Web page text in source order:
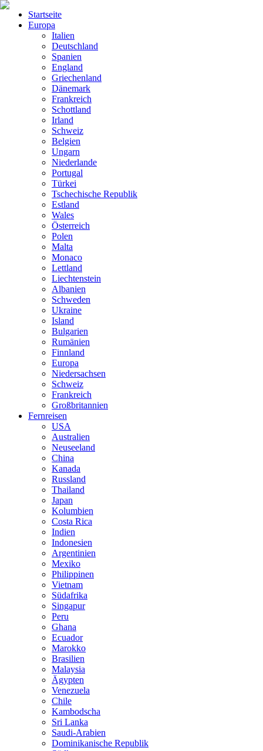
Startseite
Europa
Italien
Deutschland
Spanien
England
Griechenland
Dänemark
Frankreich
Schottland
Irland
Schweiz
Belgien
Ungarn
Niederlande
Portugal
Türkei
Tschechische Republik
Estland
Wales
Österreich
Polen
Malta
Monaco
Lettland
Liechtenstein
Albanien
Schweden
Ukraine
Island
Bulgarien
Rumänien
Finnland
Europa
Niedersachsen
Schweiz
Frankreich
Großbritannien
Fernreisen
USA
Australien
Neuseeland
China
Kanada
Russland
Thailand
Japan
Kolumbien
Costa Rica
Indien
Indonesien
Argentinien
Mexiko
Philippinen
Vietnam
Südafrika
Singapur
Peru
Ghana
Ecuador
Marokko
Brasilien
Malaysia
Ägypten
Venezuela
Chile
Kambodscha
Sri Lanka
Saudi-Arabien
Dominikanische Republik